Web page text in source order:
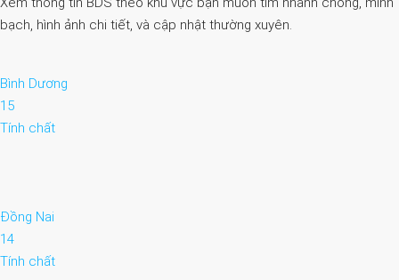
bạch, hình ảnh chi tiết, và cập nhật thường xuyên.
Bình Dương
15
Tính chất
Đồng Nai
14
Tính chất